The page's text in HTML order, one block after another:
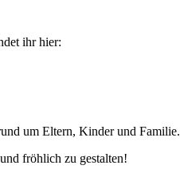
ihr hier:
um Eltern, Kinder und Familie.
fröhlich zu gestalten!